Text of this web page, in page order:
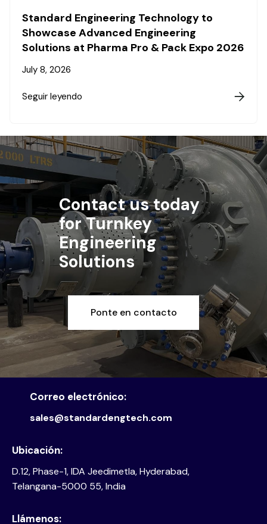
Standard Engineering Technology to
Showcase Advanced Engineering
Solutions at Pharma Pro & Pack Expo 2026
July 8, 2026
Seguir leyendo 
Contact us today
for Turnkey
Engineering
Solutions
Ponte en contacto
Ubicación:
D.12, Phase-1, IDA Jeedimetla, Hyderabad,
Telangana-5000 55, India
Correo electrónico:
sales@standardengtech.com
Llámenos: